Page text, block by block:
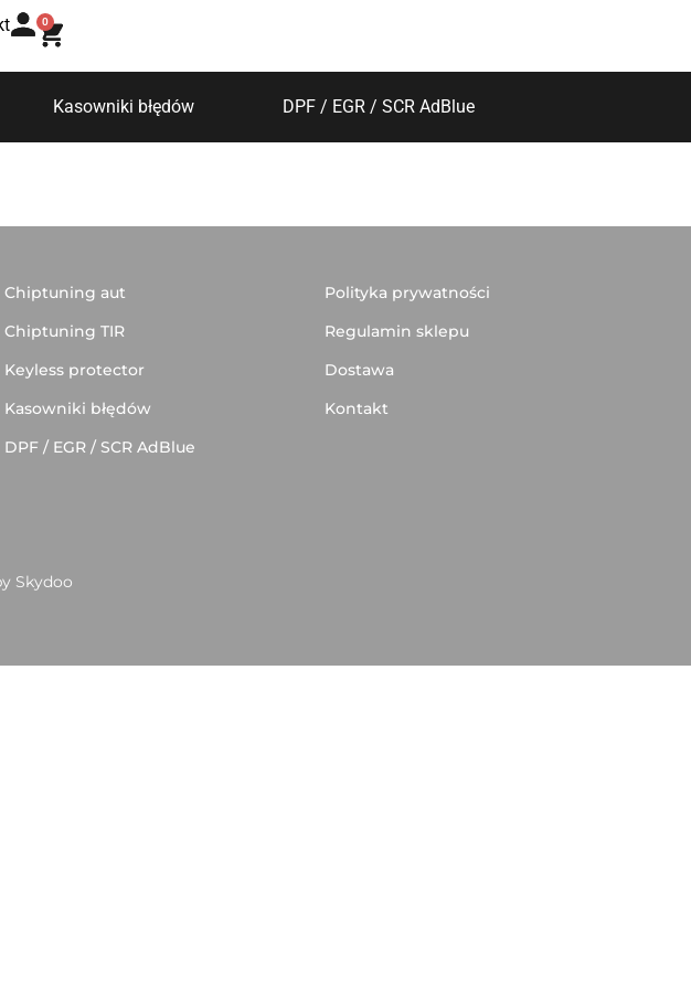
0
Kasowniki błędów DPF / EGR / SCR AdBlue
Chiptuning aut
Chiptuning TIR
Keyless protector
Kasowniki błędów
DPF / EGR / SCR AdBlue
Polityka prywatności
Regulamin sklepu
Dostawa
Kontakt
Skydoo